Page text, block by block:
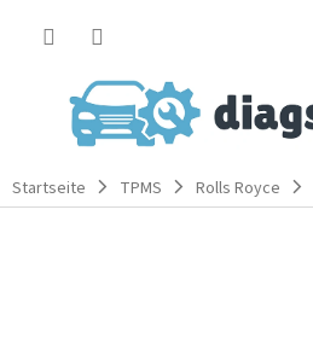
Startseite TPMS Rolls Royce